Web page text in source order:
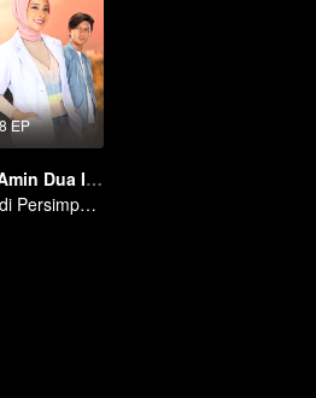
EP
Satu Amin Dua Iman
Cinta di Persimpangan